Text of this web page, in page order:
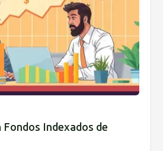
Indexados de